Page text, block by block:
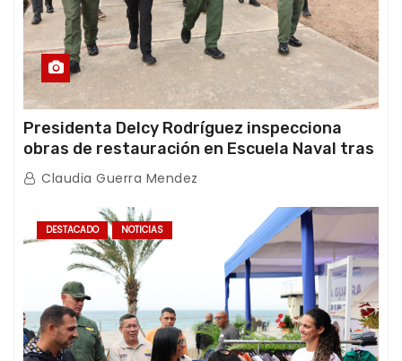
Presidenta Delcy Rodríguez inspecciona
obras de restauración en Escuela Naval tras
afectaciones sísmicas en La Guaira
Claudia Guerra Mendez
DESTACADO NOTICIAS